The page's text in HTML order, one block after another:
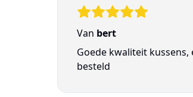
Van bert
Goede kwaliteit kussens,
besteld